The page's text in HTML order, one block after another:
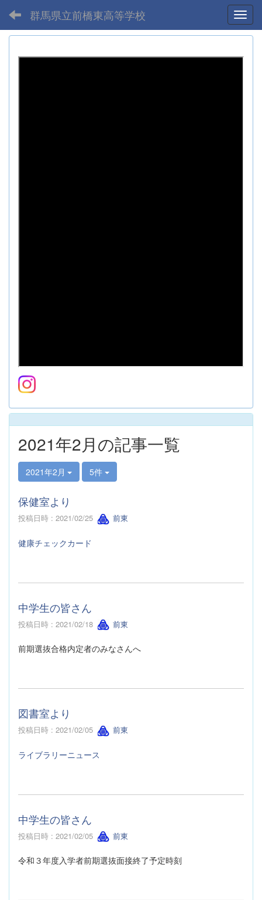
群馬県立前橋東高等学校
2021年2月の記事一覧
2021年2月 5件
保健室より
投稿日時 : 2021/02/25 前東
健康チェックカード
中学生の皆さん
投稿日時 : 2021/02/18 前東
前期選抜合格内定者のみなさんへ
図書室より
投稿日時 : 2021/02/05 前東
ライブラリーニュース
中学生の皆さん
投稿日時 : 2021/02/05 前東
令和３年度入学者前期選抜面接終了予定時刻